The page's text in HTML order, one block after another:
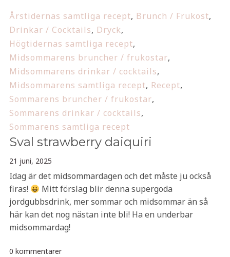
Årstidernas samtliga recept, Brunch / Frukost,
Drinkar / Cocktails, Dryck,
Högtidernas samtliga recept,
Midsommarens bruncher / frukostar,
Midsommarens drinkar / cocktails,
Midsommarens samtliga recept, Recept,
Sommarens bruncher / frukostar,
Sommarens drinkar / cocktails,
Sommarens samtliga recept
Sval strawberry daiquiri
21 juni, 2025
Idag är det midsommardagen och det måste ju också
firas!
Mitt förslag blir denna supergoda
jordgubbsdrink, mer sommar och midsommar än så
här kan det nog nästan inte bli! Ha en underbar
midsommardag!
0 kommentarer